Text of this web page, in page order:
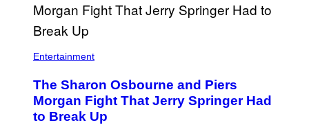
Entertainment
The Sharon Osbourne and Piers
Morgan Fight That Jerry Springer Had
to Break Up